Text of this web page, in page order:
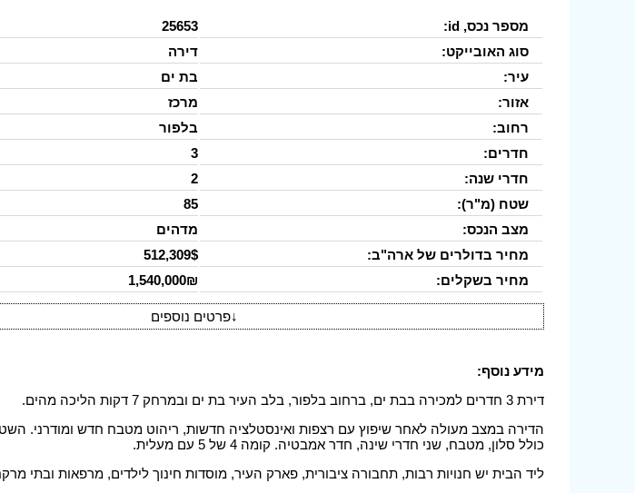
מספר נכס, id:
25653
סוג האובייקט:
דירה
עיר:
בת ים
אזור:
מרכז
רחוב:
בלפור
חדרים:
3
חדרי שנה:
2
שטח (מ"ר):
85
מצב הנכס:
מדהים
מחיר בדולרים של ארה"ב:
512,309$
מחיר בשקלים:
1,540,000₪
↓פרטים נוספים
מידע נוסף:
דירת 3 חדרים למכירה בבת ים, ברחוב בלפור, בלב העיר בת ים ובמרחק 7 דקות הליכה מהים.
כולל סלון, מטבח, שני חדרי שינה, חדר אמבטיה. קומה 4 של 5 עם מעלית.
ליד הבית יש חנויות רבות, תחבורה ציבורית, פארק העיר, מוסדות חינוך לילדים, מרפאות ובתי